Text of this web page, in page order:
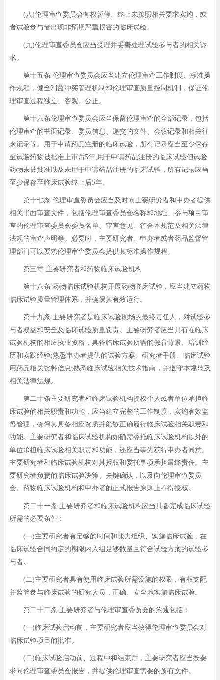
(八)伦理审查委员会有权暂停、终止未按照相关要求实施，或
者试验参与者出现非预期严重损害的临床试验。
(九)伦理审查委员会应当受理并妥善处理试验参与者的相关诉
求。
第十五条 伦理审查委员会应当建立伦理审查工作制度、标准操
作规程，健全利益冲突管理机制和伦理审查质量控制机制，保证伦
理审查过程独立、客观、公正。
第十六条伦理审查委员会应当保留伦理审查的全部记录，包括
伦理审查的书面记录、委员信息、递交的文件、会议记录和相关往
来记录等。用于申请药品注册的临床试验，所有记录应当至少保存
至试验药物被批准上市后5年;用于申请药品注册的临床试验但试验
药物未被批准以及未用于申请药品注册的临床试验，所有记录应当
至少保存至临床试验终止后5年。
第十七条 伦理审查委员会应当及时向主要研究者和申办者提供
相关书面审查文件，包括伦理审查委员会名称和地址、参与项目审
查的伦理审查委员会委员名单、审查意见、符合本规范及相关法律
法规的审查声明等。必要时，主要研究者、申办者或者药品监督管
理部门可以要求伦理审查委员会提供其标准操作规程。
第三章 主要研究者和药物临床试验机构
第十八条 药物临床试验机构开展药物临床试验，应当建立药物
临床试验质量管理体系，并确保其有效运行。
第十九条 主要研究者是临床试验现场的最终责任人，对试验参
与者权益和安全及临床试验质量负责。主要研究者应当具有在临床
试验机构的相应执业资格，具备临床试验所需的教育背景、培训经
历和实践经验;熟悉申办者提供的试验方案、研究者手册、临床试验
用药品相关资料信息;熟悉临床试验相关技术指南，并遵守本规范及
相关法律法规。
第二十条主要研究者和临床试验机构授权个人或者单位承担临
床试验的相关职责和功能，应当建立完整的工作制度，实施有效监
督管理，确保其具备相应资质并能够正确履行临床试验相关职责和
功能。主要研究者和临床试验机构如确需委托临床试验机构以外的
单位承担临床试验相关职责和功能，还应当事先获得申办者同意。
主要研究者和临床试验机构对其授权和委托事项承担最终责任。主
要研究者负责的临床试验决策、关键确认，以及向伦理审查委员
会、药物临床试验机构和申办者的正式报告原则上不得授权。
第二十一条 主要研究者和临床试验机构应当具备完成临床试验
所需的必要条件：
(一)主要研究者有足够的时间和能力组织、实施临床试验，在
临床试验合同约定的期限内入组足够数量且符合试验方案的试验参
与者。
(二)主要研究者具有使用临床试验所需设施的权限，有权支配
并监管参与临床试验的研究人员，正确、安全地实施临床试验。
第二十二条 主要研究者与伦理审查委员会的沟通包括：
(一)临床试验启动前，主要研究者应当获得伦理审查委员会对
临床试验项目的批准。
(二)临床试验启动前、过程中和结束后，主要研究者应当按要
求向伦理审查委员会报告，并提供伦理审查需要的所有文件。